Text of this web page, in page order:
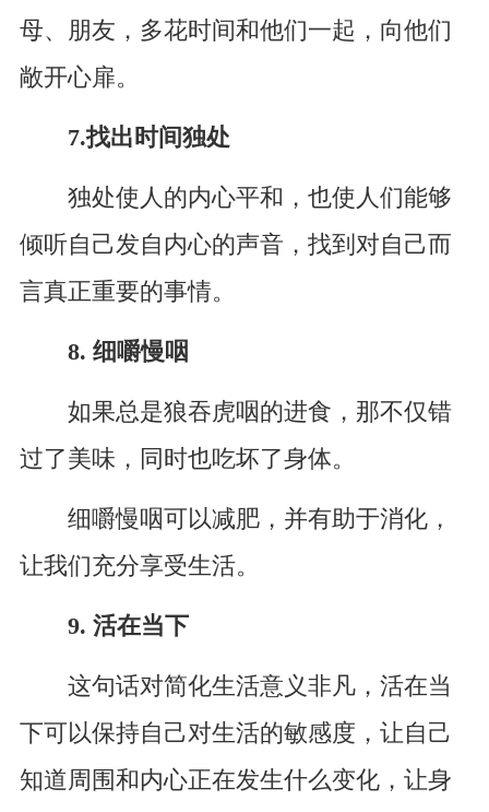
母、朋友，多花时间和他们一起，向他们
敞开心扉。
7.找出时间独处
独处使人的内心平和，也使人们能够
倾听自己发自内心的声音，找到对自己而
言真正重要的事情。
8. 细嚼慢咽
如果总是狼吞虎咽的进食，那不仅错
过了美味，同时也吃坏了身体。
细嚼慢咽可以减肥，并有助于消化，
让我们充分享受生活。
9. 活在当下
这句话对简化生活意义非凡，活在当
下可以保持自己对生活的敏感度，让自己
知道周围和内心正在发生什么变化，让身